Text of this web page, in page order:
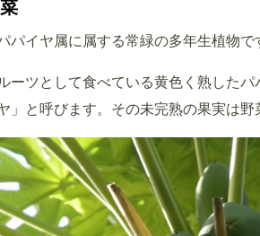
パイヤ属に属する常緑の多年生植物で
ーツとして食べている黄色く熟した
」と呼びます。その未完熟の果実は野